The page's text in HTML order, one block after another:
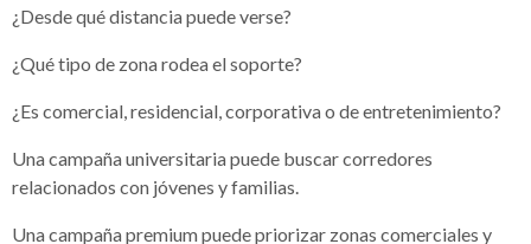
¿Desde qué distancia puede verse?
¿Qué tipo de zona rodea el soporte?
¿Es comercial, residencial, corporativa o de entretenimiento?
Una campaña universitaria puede buscar corredores
relacionados con jóvenes y familias.
Una campaña premium puede priorizar zonas comerciales y